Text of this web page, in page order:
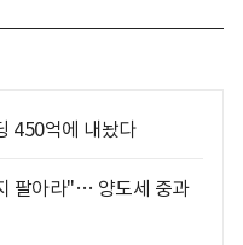
450억에 내놨다
팔아라"… 양도세 중과